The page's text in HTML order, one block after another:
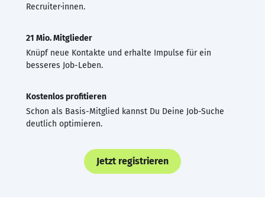
Recruiter·innen.
21 Mio. Mitglieder
Knüpf neue Kontakte und erhalte Impulse für ein
besseres Job-Leben.
Kostenlos profitieren
Schon als Basis-Mitglied kannst Du Deine Job-Suche
deutlich optimieren.
Jetzt registrieren